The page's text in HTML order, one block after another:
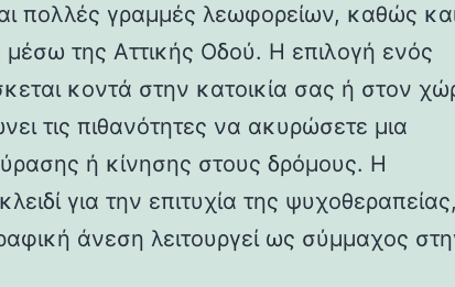
πολλές γραμμές λεωφορείων, καθώς
της Αττικής Οδού. Η επιλογή ενός
κοντά στην κατοικία σας ή στον
τις πιθανότητες να ακυρώσετε μια
ή κίνησης στους δρόμους. Η
για την επιτυχία της ψυχοθεραπείας,
άνεση λειτουργεί ως σύμμαχος